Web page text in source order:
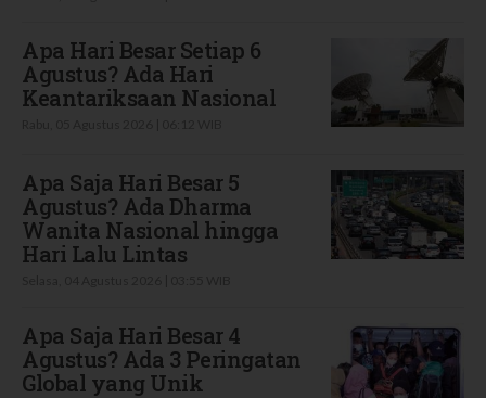
Apa Hari Besar Setiap 6
Agustus? Ada Hari
Keantariksaan Nasional
Apa Saja Hari Besar 5
Agustus? Ada Dharma
Wanita Nasional hingga
Hari Lalu Lintas
Apa Saja Hari Besar 4
Agustus? Ada 3 Peringatan
Global yang Unik